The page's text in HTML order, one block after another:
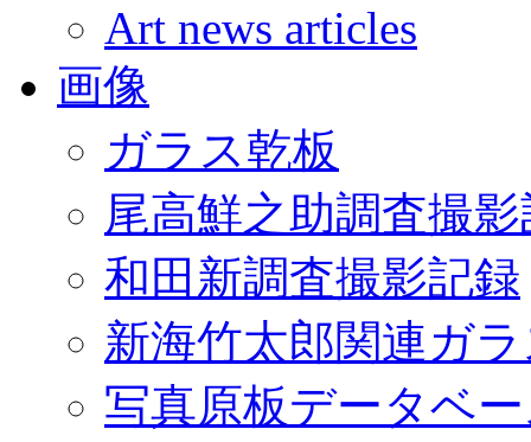
Art news articles
画像
ガラス乾板
尾高鮮之助調査撮
和田新調査撮影記録
新海竹太郎関連ガ
写真原板データベ